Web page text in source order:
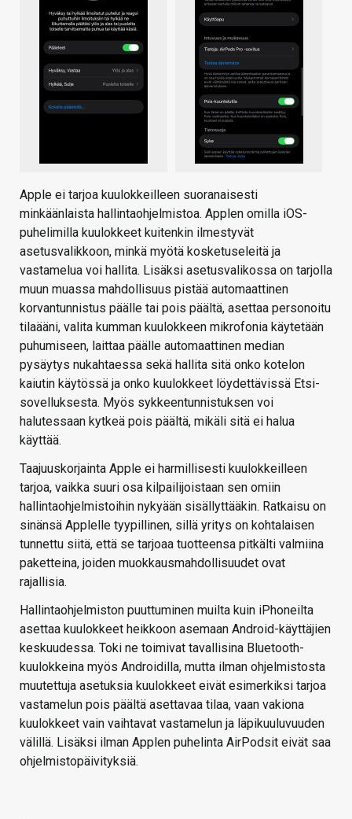
Apple ei tarjoa kuulokkeilleen suoranaisesti
minkäänlaista hallintaohjelmistoa. Applen omilla iOS-
puhelimilla kuulokkeet kuitenkin ilmestyvät
asetusvalikkoon, minkä myötä kosketuseleitä ja
vastamelua voi hallita. Lisäksi asetusvalikossa on tarjolla
muun muassa mahdollisuus pistää automaattinen
korvantunnistus päälle tai pois päältä, asettaa personoitu
tilaääni, valita kumman kuulokkeen mikrofonia käytetään
puhumiseen, laittaa päälle automaattinen median
pysäytys nukahtaessa sekä hallita sitä onko kotelon
kaiutin käytössä ja onko kuulokkeet löydettävissä Etsi-
sovelluksesta. Myös sykkeentunnistuksen voi
halutessaan kytkeä pois päältä, mikäli sitä ei halua
käyttää.
Taajuuskorjainta Apple ei harmillisesti kuulokkeilleen
tarjoa, vaikka suuri osa kilpailijoistaan sen omiin
hallintaohjelmistoihin nykyään sisällyttääkin. Ratkaisu on
sinänsä Applelle tyypillinen, sillä yritys on kohtalaisen
tunnettu siitä, että se tarjoaa tuotteensa pitkälti valmiina
paketteina, joiden muokkausmahdollisuudet ovat
rajallisia.
Hallintaohjelmiston puuttuminen muilta kuin iPhoneilta
asettaa kuulokkeet heikkoon asemaan Android-käyttäjien
keskuudessa. Toki ne toimivat tavallisina Bluetooth-
kuulokkeina myös Androidilla, mutta ilman ohjelmistosta
muutettuja asetuksia kuulokkeet eivät esimerkiksi tarjoa
vastamelun pois päältä asettavaa tilaa, vaan vakiona
kuulokkeet vain vaihtavat vastamelun ja läpikuuluvuuden
välillä. Lisäksi ilman Applen puhelinta AirPodsit eivät saa
ohjelmistopäivityksiä.